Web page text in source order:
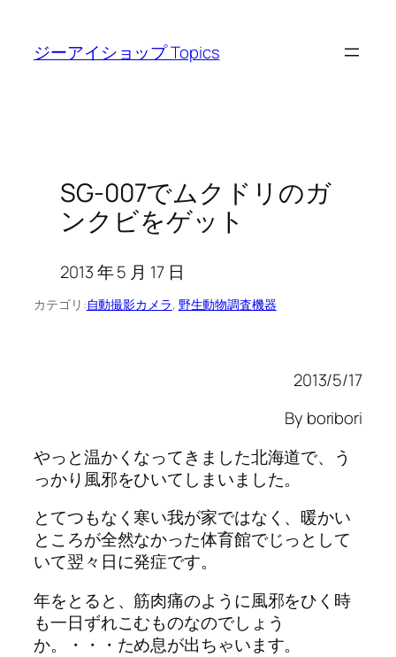
ジーアイショップ Topics
SG-007でムクドリのガ
ンクビをゲット
2013 年 5 月 17 日
カテゴリ:自動撮影カメラ, 野生動物調査機器
2013/5/17
By boribori
やっと温かくなってきました北海道で、う
っかり風邪をひいてしまいました。
とてつもなく寒い我が家ではなく、暖かい
ところが全然なかった体育館でじっとして
いて翌々日に発症です。
年をとると、筋肉痛のように風邪をひく時
も一日ずれこむものなのでしょう
か。・・・ため息が出ちゃいます。